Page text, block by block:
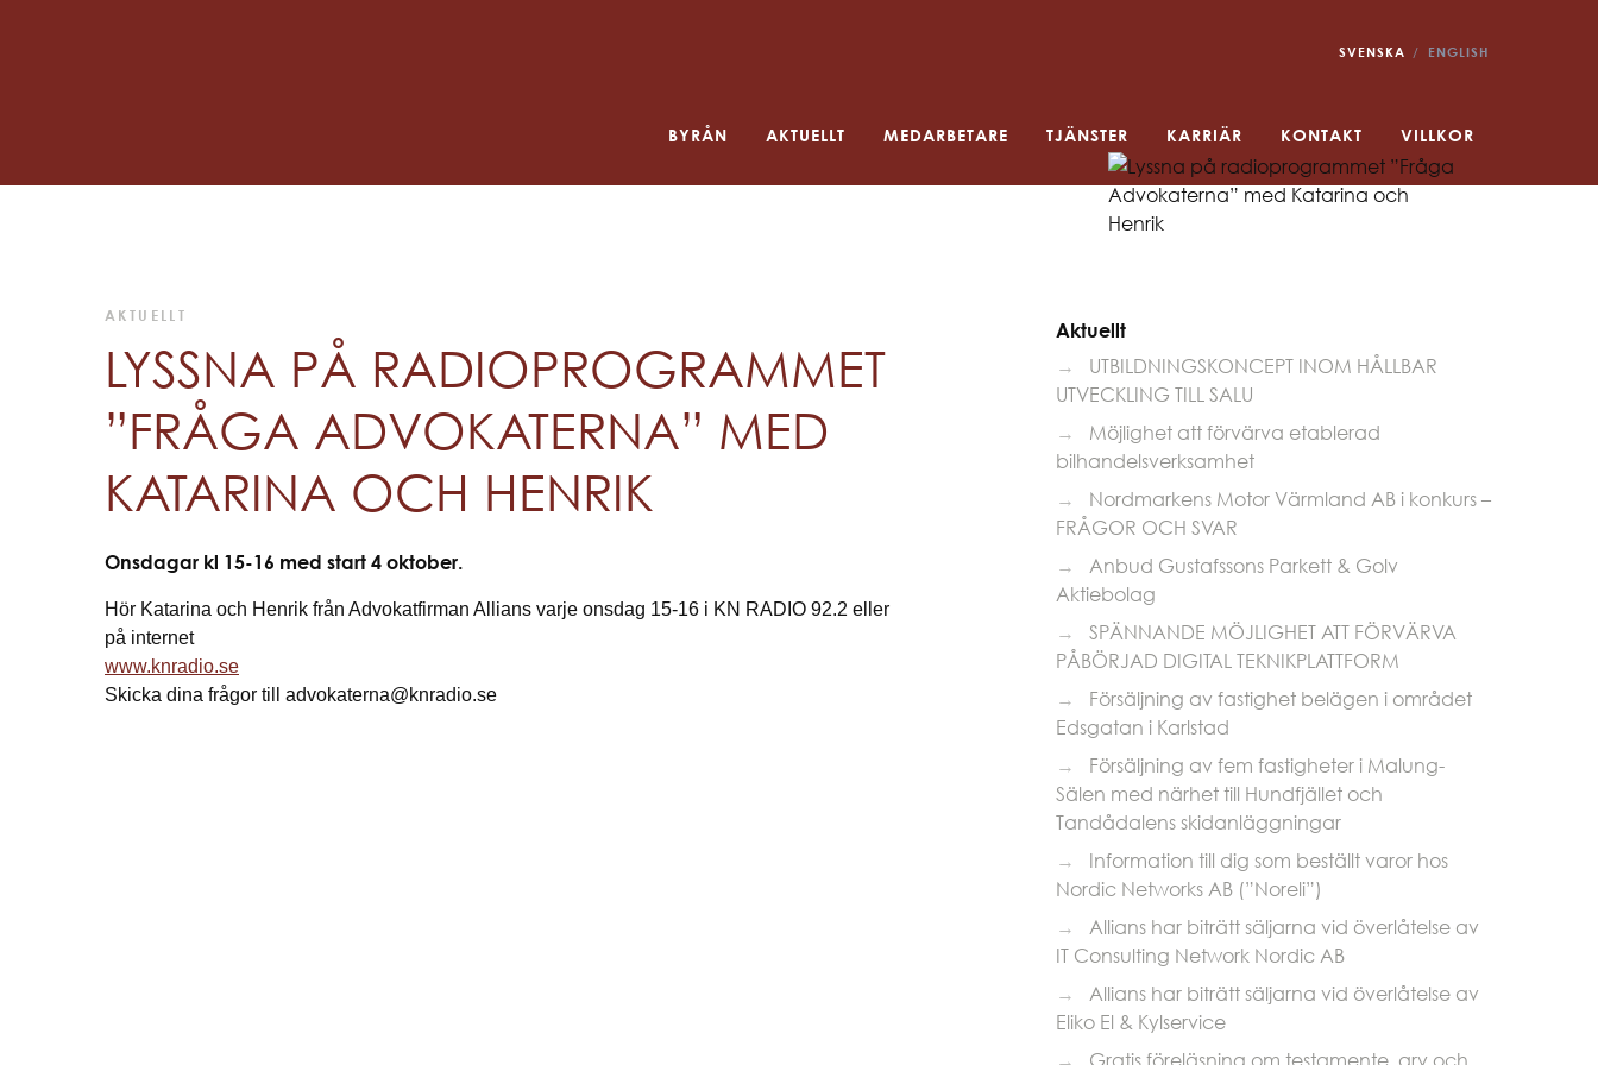
SVENSKA ENGLISH
BYRÅN AKTUELLT MEDARBETARE TJÄNSTER KARRIÄR KONTAKT VILLKOR
AKTUELLT
LYSSNA PÅ RADIOPROGRAMMET
”FRÅGA ADVOKATERNA” MED
KATARINA OCH HENRIK
Onsdagar kl 15-16 med start 4 oktober.
Hör Katarina och Henrik från Advokatfirman Allians varje onsdag 15-16 i KN RADIO 92.2 eller
på internet
www.knradio.se
Skicka dina frågor till advokaterna@knradio.se
Aktuellt
→
UTBILDNINGSKONCEPT INOM HÅLLBAR
UTVECKLING TILL SALU
→
Möjlighet att förvärva etablerad
bilhandelsverksamhet
→
Nordmarkens Motor Värmland AB i konkurs –
FRÅGOR OCH SVAR
→
Anbud Gustafssons Parkett & Golv
Aktiebolag
→
SPÄNNANDE MÖJLIGHET ATT FÖRVÄRVA
PÅBÖRJAD DIGITAL TEKNIKPLATTFORM
→
Försäljning av fastighet belägen i området
Edsgatan i Karlstad
→
Försäljning av fem fastigheter i Malung-
Sälen med närhet till Hundfjället och
Tandådalens skidanläggningar
→
Information till dig som beställt varor hos
Nordic Networks AB (”Noreli”)
→
Allians har biträtt säljarna vid överlåtelse av
IT Consulting Network Nordic AB
→
Allians har biträtt säljarna vid överlåtelse av
Eliko El & Kylservice
→
Gratis föreläsning om testamente, arv och